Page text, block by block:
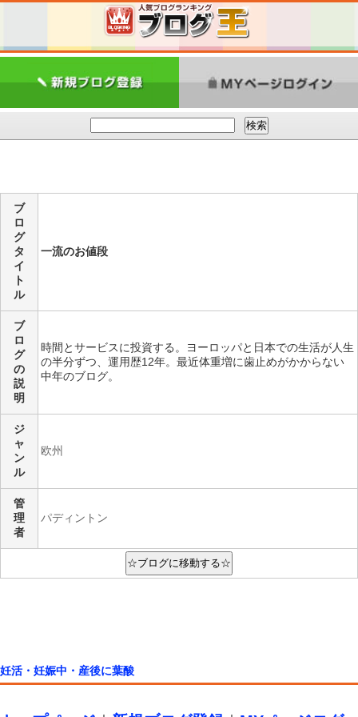
ブ
ロ
グ
タ
イ
ト
ル
一流のお値段
ブ
ロ
グ
の
説
明
時間とサービスに投資する。ヨーロッパと日本での生活が人生
の半分ずつ、運用歴12年。最近体重増に歯止めがかからない
中年のブログ。
ジ
ャ
ン
ル
欧州
管
理
者
パディントン
妊活・妊娠中・産後に葉酸